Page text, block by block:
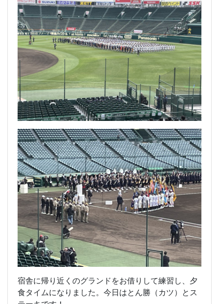
宿舎に帰り近くのグランドをお借りして練習し、夕
食タイムになりました。今日はとん勝（カツ）とス